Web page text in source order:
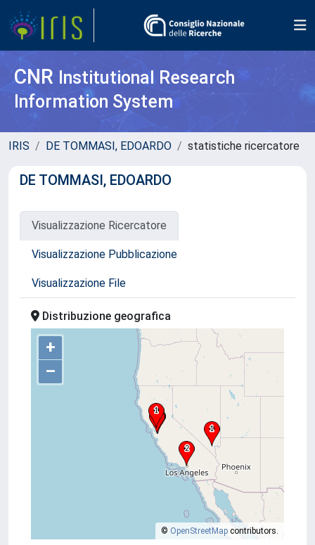
CNR Institutional Research
Information System
IRIS DE TOMMASI, EDOARDO statistiche ricercatore
DE TOMMASI, EDOARDO
Visualizzazione Ricercatore
Visualizzazione Pubblicazione
Visualizzazione File
Distribuzione geografica
+
–
© OpenStreetMap contributors.